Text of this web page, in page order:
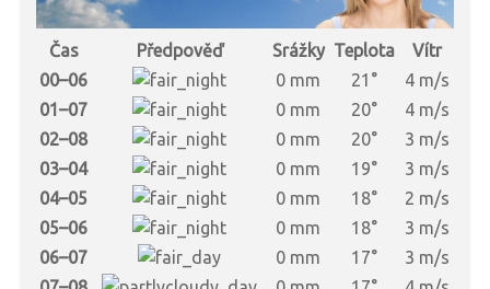
Čas Předpověď Srážky Teplota
Vítr
00–06
0 mm 21°
4 m/s
01–07
0 mm 20°
4 m/s
02–08
0 mm 20°
3 m/s
03–04
0 mm 19°
3 m/s
04–05
0 mm 18°
2 m/s
05–06
0 mm 18°
3 m/s
06–07
0 mm 17°
3 m/s